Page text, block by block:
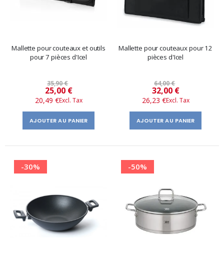
Mallette pour couteaux et outils
pour 7 pièces d'Icel
35,90 €
Prix
​​
spécial
25,00 €
20,49 €
AJOUTER AU PANIER
Mallette pour couteaux pour 12
pièces d'Icel
64,00 €
Prix
​​
spécial
32,00 €
26,23 €
AJOUTER AU PANIER
-30% -50%